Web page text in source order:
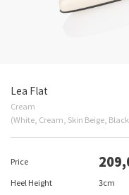
Lea Flat
Cream
(White, Cream, Skin Beige,
Price
Heel Height
3cm